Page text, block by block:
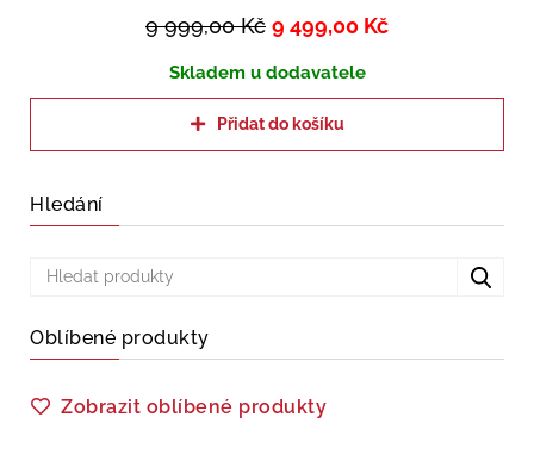
9 999,00Kč 9 499,00 Kč
Skladem u dodavatele
Přidat do košíku
Hledání
Oblíbené produkty
Zobrazit oblíbené produkty